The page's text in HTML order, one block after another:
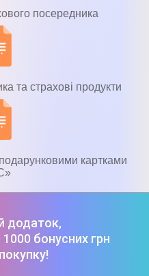
посередника
та страхові продукти
картками
додаток,
бонусних грн